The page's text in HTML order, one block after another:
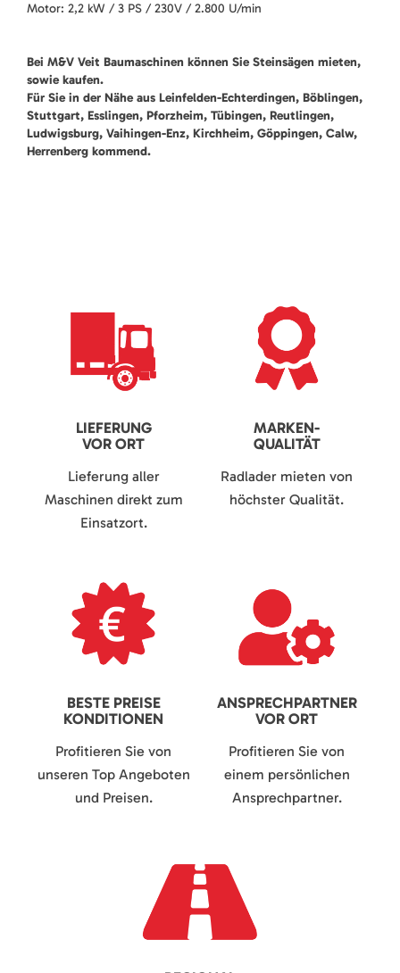
Motor: 2,2 kW / 3 PS / 230V / 2.800 U/min
Bei M&V Veit Baumaschinen können Sie Steinsägen mieten,
sowie kaufen.
Für Sie in der Nähe aus Leinfelden-Echterdingen, Böblingen,
Stuttgart, Esslingen, Pforzheim, Tübingen, Reutlingen,
Ludwigsburg, Vaihingen-Enz, Kirchheim, Göppingen, Calw,
Herrenberg kommend.
LIEFERUNG
VOR ORT
Lieferung aller
Maschinen direkt zum
Einsatzort.
MARKEN-
QUALITÄT
Radlader mieten von
höchster Qualität.
BESTE PREISE
KONDITIONEN
Profitieren Sie von
unseren Top Angeboten
und Preisen.
ANSPRECHPARTNER
VOR ORT
Profitieren Sie von
einem persönlichen
Ansprechpartner.